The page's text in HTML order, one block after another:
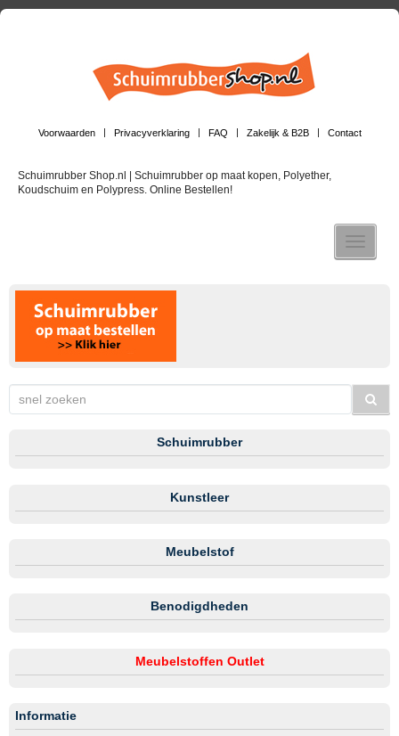
Voorwaarden Privacyverklaring FAQ Zakelijk & B2B Contact
Schuimrubber Shop.nl | Schuimrubber op maat kopen, Polyether,
Koudschuim en Polypress. Online Bestellen!
Toggle
Schuimrubber
Kunstleer
Meubelstof
Benodigdheden
Meubelstoffen Outlet
Informatie